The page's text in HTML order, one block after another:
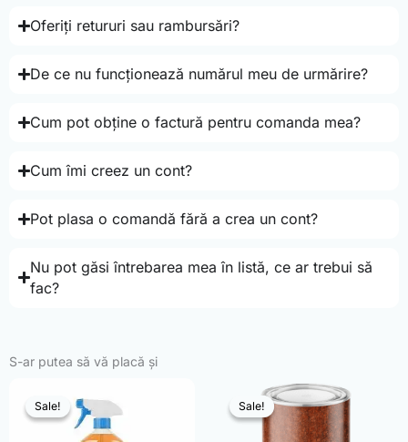
Oferiți retururi sau rambursări?
De ce nu funcționează numărul meu de urmărire?
Cum pot obține o factură pentru comanda mea?
Cum îmi creez un cont?
Pot plasa o comandă fără a crea un cont?
Nu pot găsi întrebarea mea în listă, ce ar trebui să
fac?
S-ar putea să vă placă și
Sale!
Sale! Sale!
Sale!